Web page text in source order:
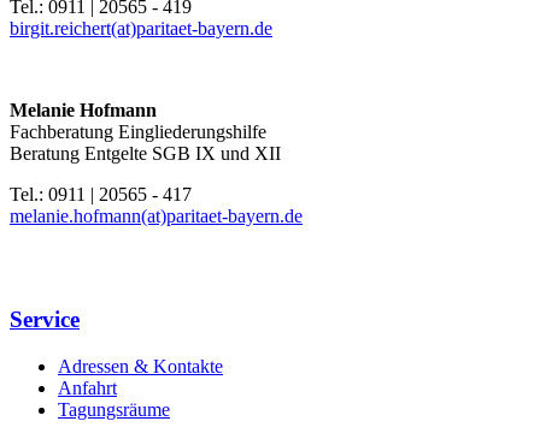
Tel.: 0911 | 20565 - 419
birgit.reichert(at)paritaet-bayern.de
Melanie Hofmann
Fachberatung Eingliederungshilfe
Beratung Entgelte SGB IX und XII
Tel.: 0911 | 20565 - 417
melanie.hofmann(at)paritaet-bayern.de
Service
Adressen & Kontakte
Anfahrt
Tagungsräume